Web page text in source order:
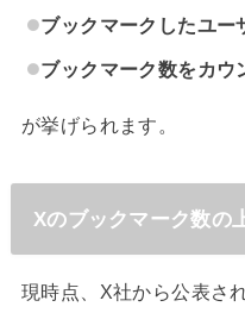
ブックマークしたユー
ブックマーク数をカウ
が挙げられます。
Xのブックマーク数の
現時点、X社から公表さ